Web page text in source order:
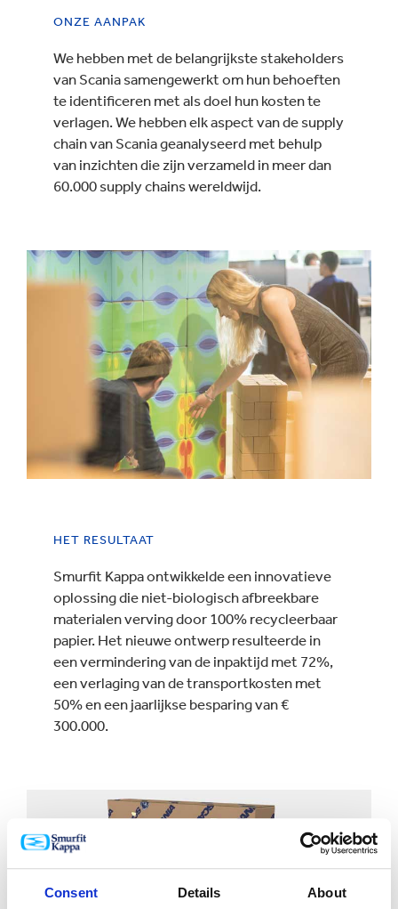
Consent Details About
ONZE AANPAK
We hebben met de belangrijkste stakeholders
van Scania samengewerkt om hun behoeften
te identificeren met als doel hun kosten te
verlagen. We hebben elk aspect van de supply
chain van Scania geanalyseerd met behulp
van inzichten die zijn verzameld in meer dan
60.000 supply chains wereldwijd.
HET RESULTAAT
Smurfit Kappa ontwikkelde een innovatieve
oplossing die niet-biologisch afbreekbare
materialen verving door 100% recycleerbaar
papier. Het nieuwe ontwerp resulteerde in
een vermindering van de inpaktijd met 72%,
een verlaging van de transportkosten met
50% en een jaarlijkse besparing van €
300.000.